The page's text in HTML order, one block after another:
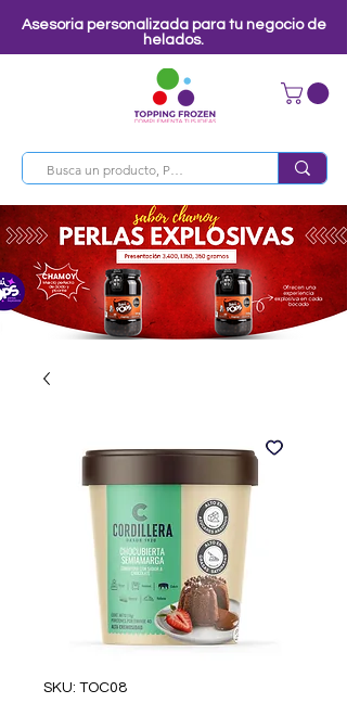
Asesoria personalizada para tu negocio de
helados.
SKU: TOC08